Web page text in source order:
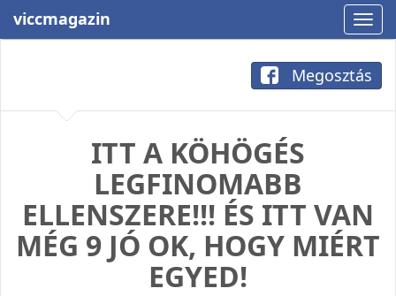
viccmagazin
Megosztás
ITT A KÖHÖGÉS
LEGFINOMABB
ELLENSZERE!!! ÉS ITT VAN
MÉG 9 JÓ OK, HOGY MIÉRT
EGYED!